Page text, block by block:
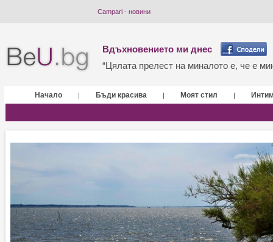
Campari - новини
Вдъхновението ми днес
“Цялата прелест на миналото е, че е
Начало | Бъди красива | Моят стил |